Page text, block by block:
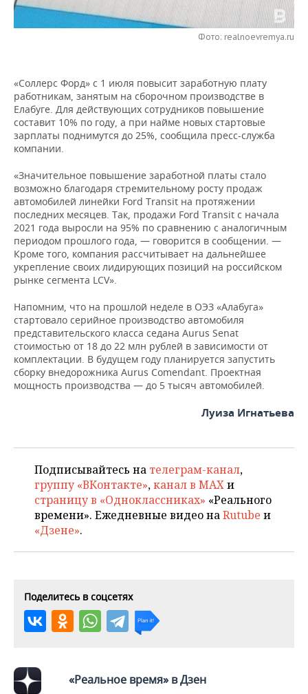
НЕФТЕХИМИЯ
ЭНЕРГЕТИКА
РОЗНИЧНАЯ ТОРГОВЛЯ
УСЛУГИ
НОВОСТИ ТЕХНОЛОГИЙ
МЕДИА
ТЕЛЕКОММУНИКАЦИИ
МЕРОПРИЯТИЯ
ВЫЕЗДНАЯ РЕДАКЦИЯ
БИЗНЕС-БРАНЧИ
ONLINE-КОНФЕРЕНЦИИ
ОТКРЫТАЯ ЛЕКЦИЯ
НОВОСТИ СПОРТА
ФУТБОЛ
ХОККЕЙ
БАСКЕТБОЛ
ВОЛЕЙБОЛ
КИБЕРСПОРТ
ФИГУРНОЕ КАТАНИЕ
ВОДНЫЕ ВИДЫ СПОРТА
ХОККЕЙ С МЯЧОМ
ОБЩЕСТВО
НОВОСТИ ОБЩЕСТВА
ВЛАСТЬ
ИНФРАСТРУКТУРА
ИСТОРИЯ
КУЛЬТУРА
МЕДИЦИНА
ОБРАЗОВАНИЕ
ПРОИСШЕСТВИЯ
ФОТОГАЛЕРЕЯ
СЮЖЕТЫ
СПРАВОЧНИК
СПИСОК ПЕРСОН
СПИСОК КОМПАНИЙ
ПОЛНАЯ ВЕРСИЯ
Фото: realnoevremya.ru
«Соллерс Форд» с 1 июля повысит заработную плату
работникам, занятым на сборочном производстве в
Елабуге. Для действующих сотрудников повышение
составит 10% по году, а при найме новых стартовые
зарплаты поднимутся до 25%, сообщила пресс-служба
компании.
«Значительное повышение заработной платы стало
возможно благодаря стремительному росту продаж
автомобилей линейки Ford Transit на протяжении
последних месяцев. Так, продажи Ford Transit с начала
2021 года выросли на 95% по сравнению с аналогичным
периодом прошлого года, — говорится в сообщении. —
Кроме того, компания рассчитывает на дальнейшее
укрепление своих лидирующих позиций на российском
рынке сегмента LCV».
Напомним, что на прошлой неделе в ОЭЗ «Алабуга»
стартовало серийное производство автомобиля
представительского класса седана Aurus Senat
стоимостью от 18 до 22 млн рублей в зависимости от
комплектации. В будущем году планируется запустить
сборку внедорожника Aurus Comendant. Проектная
мощность производства — до 5 тысяч автомобилей.
Луиза Игнатьева
Подписывайтесь на телеграм-канал,
группу «ВКонтакте»,канал в MAXи
страницу в «Одноклассниках» «Реального
времени». Ежедневные видео наRutube и
«Дзене».
Поделитесь в соцсетях
«Реальное время» в Дзен